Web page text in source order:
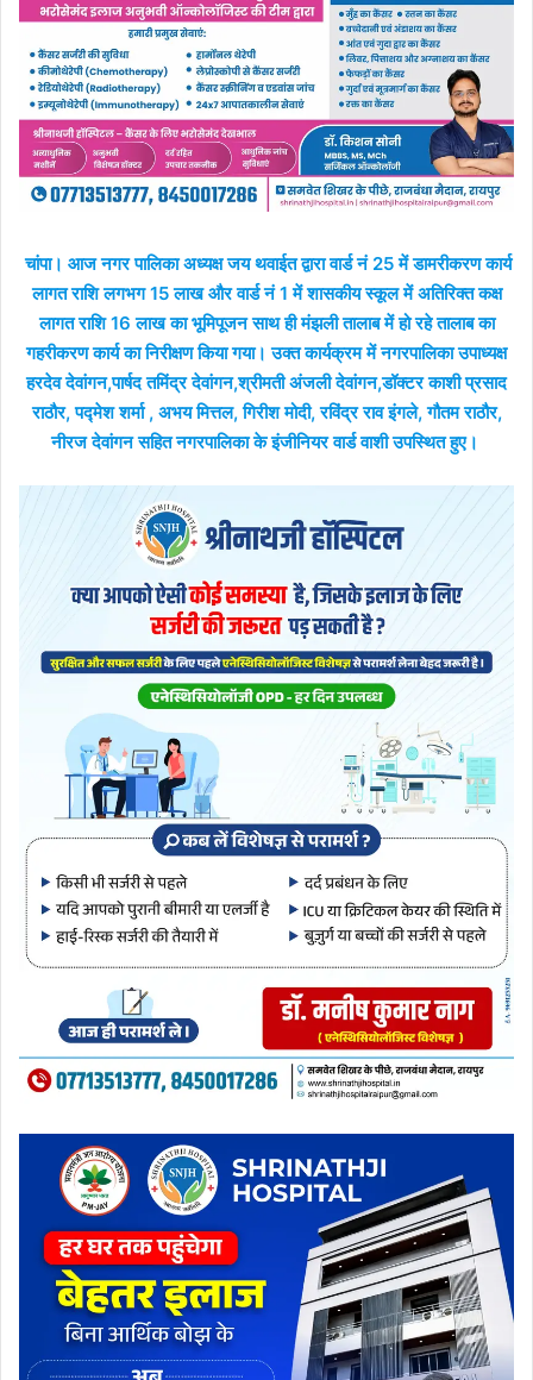
चांपा। आज नगर पालिका अध्यक्ष जय थवाईत द्वारा वार्ड नं 25 में डामरीकरण कार्य
लागत राशि लगभग 15 लाख और वार्ड नं 1 में शासकीय स्कूल में अतिरिक्त कक्ष
लागत राशि 16 लाख का भूमिपूजन साथ ही मंझली तालाब में हो रहे तालाब का
गहरीकरण कार्य का निरीक्षण किया गया। उक्त कार्यक्रम में नगरपालिका उपाध्यक्ष
हरदेव देवांगन,पार्षद तमिंद्र देवांगन,श्रीमती अंजली देवांगन,डॉक्टर काशी प्रसाद
राठौर, पद्मेश शर्मा , अभय मित्तल, गिरीश मोदी, रविंद्र राव इंगले, गौतम राठौर,
नीरज देवांगन सहित नगरपालिका के इंजीनियर वार्ड वाशी उपस्थित हुए।